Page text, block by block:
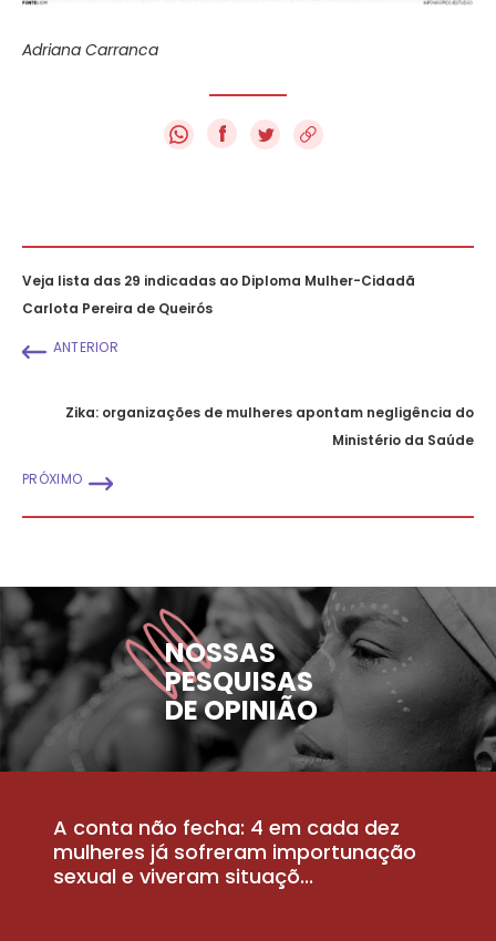
Adriana Carranca
f
Veja lista das 29 indicadas ao Diploma Mulher-Cidadã
Carlota Pereira de Queirós
ANTERIOR
Zika: organizações de mulheres apontam negligência do
Ministério da Saúde
PRÓXIMO
NOSSAS
PESQUISAS
DE OPINIÃO
A conta não fecha: 4 em cada dez
mulheres já sofreram importunação
sexual e viveram situaçõ...